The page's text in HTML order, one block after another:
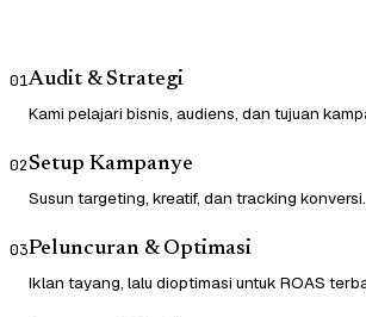
01Audit & Strategi
Kami pelajari bisnis, audiens, dan tujuan
02Setup Kampanye
Susun targeting, kreatif, dan tracking konversi.
03Peluncuran & Optimasi
Iklan tayang, lalu dioptimasi untuk ROAS